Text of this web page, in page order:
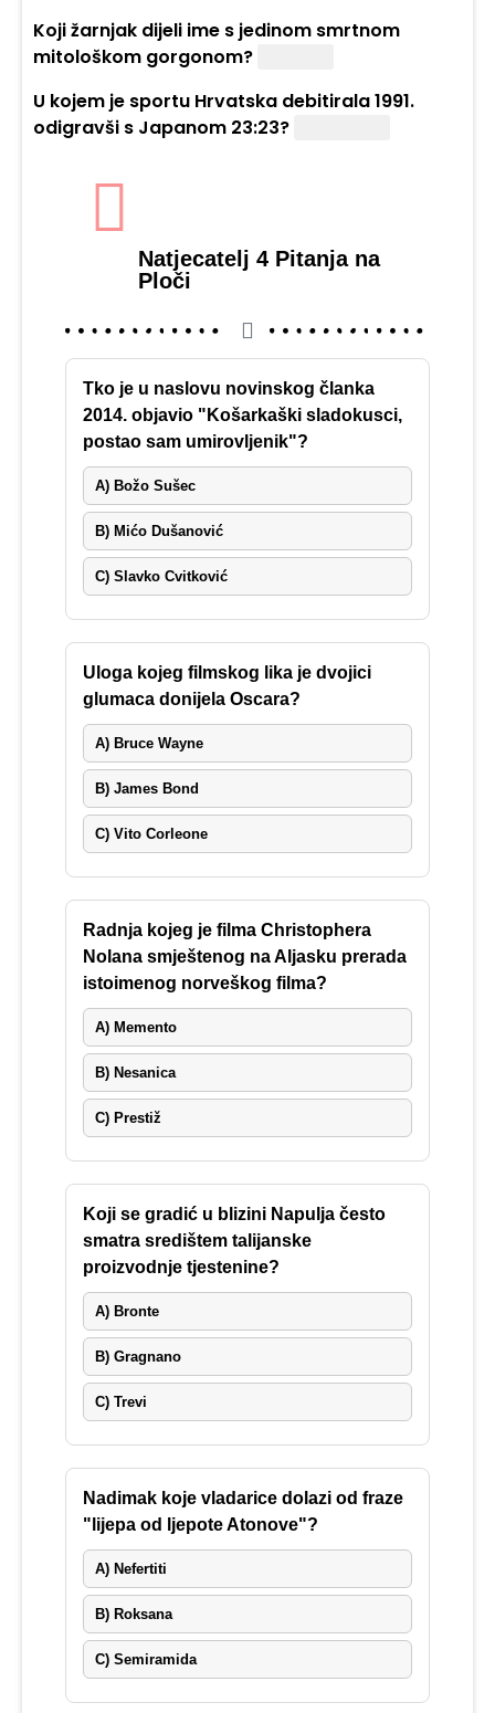
Koji žarnjak dijeli ime s jedinom smrtnom
mitološkom gorgonom?
U kojem je sportu Hrvatska debitirala 1991.
odigravši s Japanom 23:23?
Natjecatelj 4 Pitanja na
Ploči
Tko je u naslovu novinskog članka
2014. objavio "Košarkaški sladokusci,
postao sam umirovljenik"?
A) Božo Sušec
B) Mićo Dušanović
C) Slavko Cvitković
Uloga kojeg filmskog lika je dvojici
glumaca donijela Oscara?
A) Bruce Wayne
B) James Bond
C) Vito Corleone
Radnja kojeg je filma Christophera
Nolana smještenog na Aljasku prerada
istoimenog norveškog filma?
A) Memento
B) Nesanica
C) Prestiž
Koji se gradić u blizini Napulja često
smatra središtem talijanske
proizvodnje tjestenine?
A) Bronte
B) Gragnano
C) Trevi
Nadimak koje vladarice dolazi od fraze
"lijepa od ljepote Atonove"?
A) Nefertiti
B) Roksana
C) Semiramida